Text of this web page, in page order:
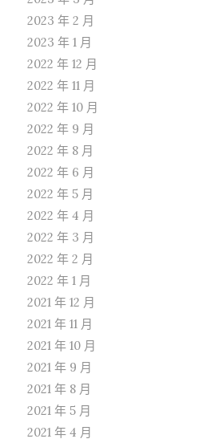
2023 年 2 月
2023 年 1 月
2022 年 12 月
2022 年 11 月
2022 年 10 月
2022 年 9 月
2022 年 8 月
2022 年 6 月
2022 年 5 月
2022 年 4 月
2022 年 3 月
2022 年 2 月
2022 年 1 月
2021 年 12 月
2021 年 11 月
2021 年 10 月
2021 年 9 月
2021 年 8 月
2021 年 5 月
2021 年 4 月